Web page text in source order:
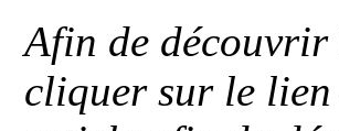
Afin de découvrir
cliquer sur le lien